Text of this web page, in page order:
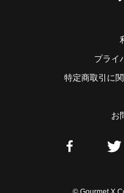
プライ
特定商取引に
お